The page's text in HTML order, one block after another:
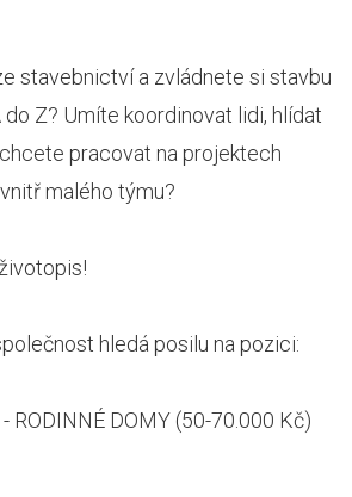
stavebnictví a zvládnete si stavbu
Z? Umíte koordinovat lidi, hlídat
pracovat na projektech
malého týmu?
hledá posilu na pozici:
- RODINNÉ DOMY (50-70.000 Kč)